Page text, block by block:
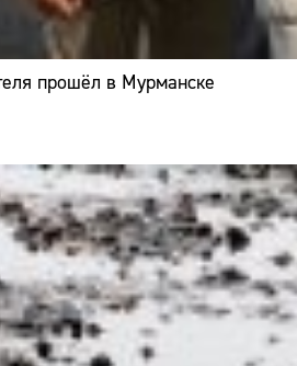
прошёл в Мурманске